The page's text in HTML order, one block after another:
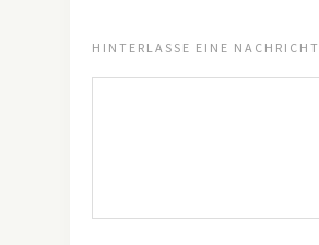
HINTERLASSE EINE NACHRICHT